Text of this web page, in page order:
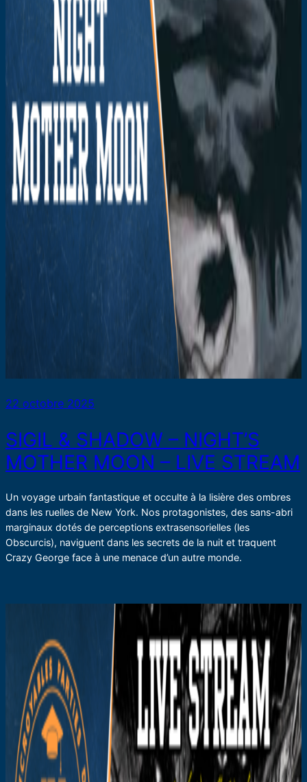
22 octobre 2025
SIGIL & SHADOW – NIGHT’S
MOTHER MOON – LIVE STREAM
Un voyage urbain fantastique et occulte à la lisière des ombres
dans les ruelles de New York. Nos protagonistes, des sans-abri
marginaux dotés de perceptions extrasensorielles (les
Obscurcis), naviguent dans les secrets de la nuit et traquent
Crazy George face à une menace d’un autre monde.